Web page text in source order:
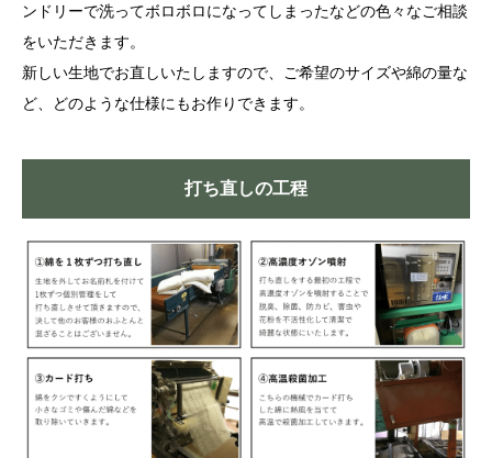
ンドリーで洗ってボロボロになってしまったなどの色々なご相談
をいただきます。
新しい生地でお直しいたしますので、ご希望のサイズや綿の量な
ど、どのような仕様にもお作りできます。
打ち直しの工程